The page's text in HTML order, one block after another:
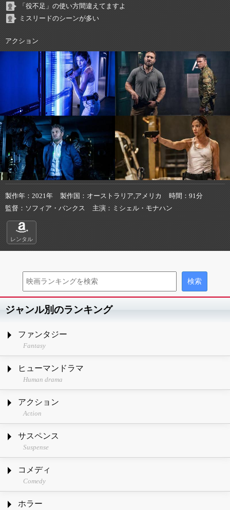
「役不足」の使い方間違えてますよ
ミスリードのシーンが多い
アクション
製作年 2021年 製作国 オーストラリア,アメリカ 時間
91分
監督
ソフィア・バンクス 主演 ミシェル・モナハン
レンタル
ジャンル別のランキング
ファンタジー
Fantasy
ヒューマンドラマ
Human drama
アクション
Action
サスペンス
Suspense
コメディ
Comedy
ホラー